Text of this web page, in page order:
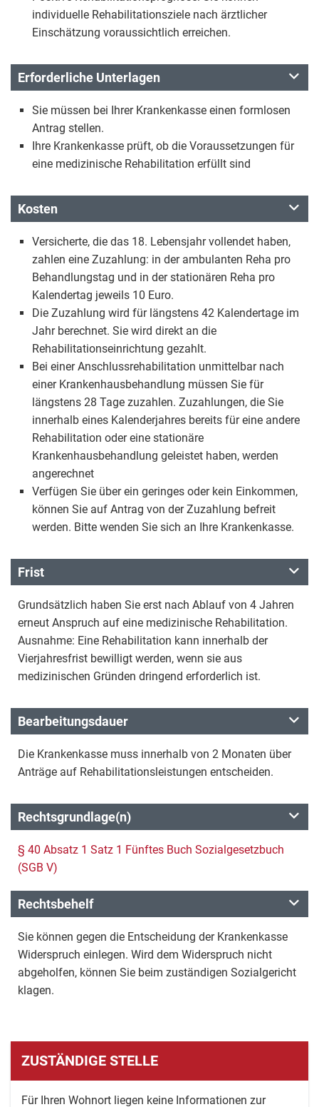
individuelle Rehabilitationsziele nach ärztlicher
Einschätzung voraussichtlich erreichen.
Erforderliche Unterlagen
Sie müssen bei Ihrer Krankenkasse einen formlosen
Antrag stellen.
Ihre Krankenkasse prüft, ob die Voraussetzungen für
eine medizinische Rehabilitation erfüllt sind
Kosten
Versicherte, die das 18. Lebensjahr vollendet haben,
zahlen eine Zuzahlung: in der ambulanten Reha pro
Behandlungstag und in der stationären Reha pro
Kalendertag jeweils 10 Euro.
Die Zuzahlung wird für längstens 42 Kalendertage im
Jahr berechnet. Sie wird direkt an die
Rehabilitationseinrichtung gezahlt.
Bei einer Anschlussrehabilitation unmittelbar nach
einer Krankenhausbehandlung müssen Sie für
längstens 28 Tage zuzahlen. Zuzahlungen, die Sie
innerhalb eines Kalenderjahres bereits für eine andere
Rehabilitation oder eine stationäre
Krankenhausbehandlung geleistet haben, werden
angerechnet
Verfügen Sie über ein geringes oder kein Einkommen,
können Sie auf Antrag von der Zuzahlung befreit
werden. Bitte wenden Sie sich an Ihre Krankenkasse.
Frist
Grundsätzlich haben Sie erst nach Ablauf von 4 Jahren
erneut Anspruch auf eine medizinische Rehabilitation.
Ausnahme: Eine Rehabilitation kann innerhalb der
Vierjahresfrist bewilligt werden, wenn sie aus
medizinischen Gründen dringend erforderlich ist.
Bearbeitungsdauer
Die Krankenkasse muss innerhalb von 2 Monaten über
Anträge auf Rehabilitationsleistungen entscheiden.
Rechtsgrundlage(n)
§ 40 Absatz 1 Satz 1 Fünftes Buch Sozialgesetzbuch
(SGB V)
Rechtsbehelf
Sie können gegen die Entscheidung der Krankenkasse
Widerspruch einlegen. Wird dem Widerspruch nicht
abgeholfen, können Sie beim zuständigen Sozialgericht
klagen.
ZUSTÄNDIGE STELLE
Für Ihren Wohnort liegen keine Informationen zur